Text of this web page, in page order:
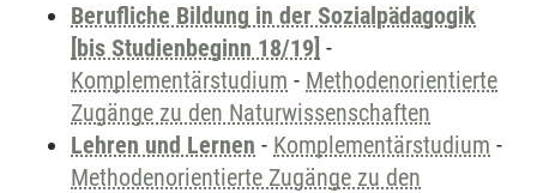
Berufliche Bildung in der Sozialpädagogik
[bis Studienbeginn 18/19] -
Komplementärstudium - Methodenorientierte
Zugänge zu den Naturwissenschaften
Lehren und Lernen - Komplementärstudium -
Methodenorientierte Zugänge zu den